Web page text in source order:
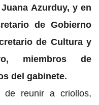
Azurduy, y en
de Gobierno
de Cultura y
miembros de
del gabinete.
de reunir a criollos,